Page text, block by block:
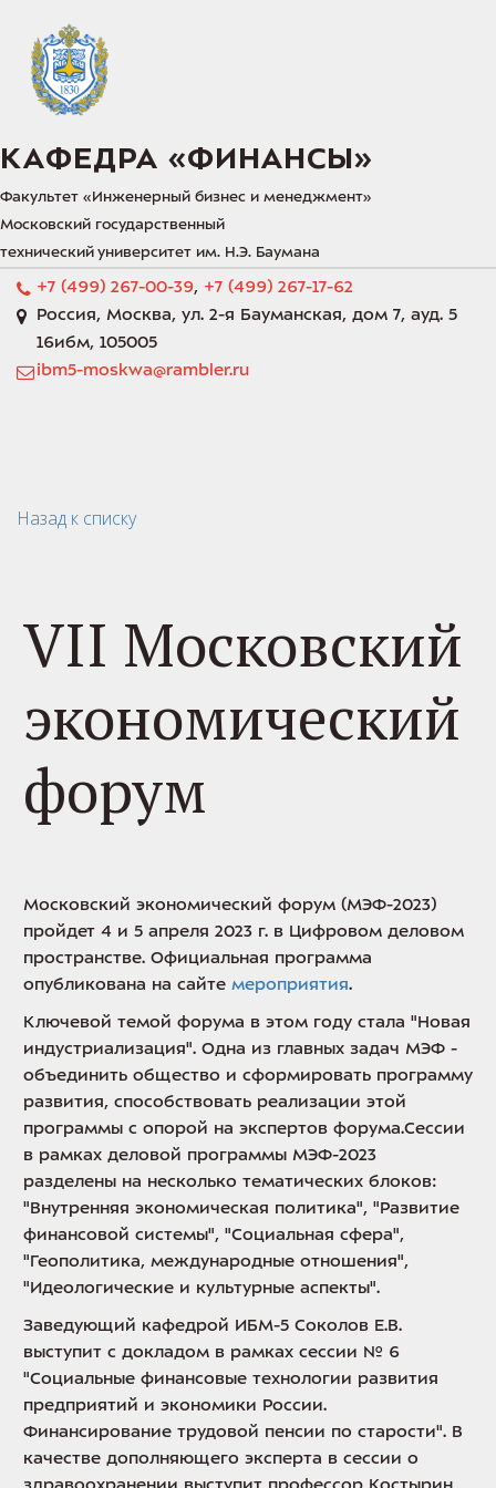
КАФЕДРА «‎ФИНАНСЫ»‎
Факультет «‎Инженерный бизнес и менеджмент»‎
Московский государственный
технический университет им. Н.Э. Баумана
+7 (499) 267-00-39, +7 (499) 267-17-62
Россия, Москва, ул. 2-я Бауманская, дом 7, ауд. 5
16ибм, 105005
ibm5-moskwa@rambler.ru
Назад к списку
VII Московский
экономический
форум
Московский экономический форум (МЭФ-2023)
пройдет 4 и 5 апреля 2023 г. в Цифровом деловом
пространстве. Официальная программа
опубликована на сайте мероприятия.
Ключевой темой форума в этом году стала "Новая
индустриализация". Одна из главных задач МЭФ -
объединить общество и сформировать программу
развития, способствовать реализации этой
программы с опорой на экспертов форума.Сессии
в рамках деловой программы МЭФ-2023
разделены на несколько тематических блоков:
"Внутренняя экономическая политика", "Развитие
финансовой системы", "Социальная сфера",
"Геополитика, международные отношения",
"Идеологические и культурные аспекты".
Заведующий кафедрой ИБМ-5 Соколов Е.В.
выступит с докладом в рамках сессии № 6
"Социальные финансовые технологии развития
предприятий и экономики России.
Финансирование трудовой пенсии по старости". В
качестве дополняющего эксперта в сессии о